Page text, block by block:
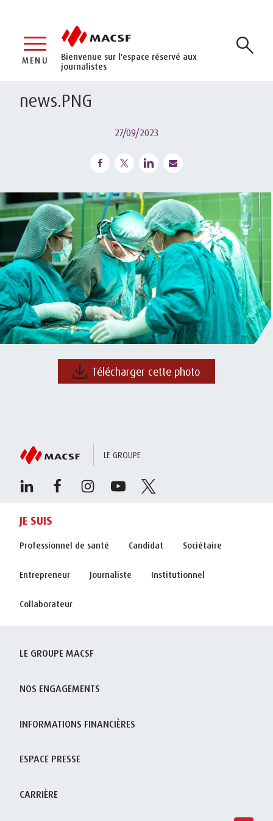
Bienvenue sur l'espace réservé aux
journalistes
MENU
news.PNG
27/09/2023
Télécharger cette photo
LE GROUPE
JE SUIS
Professionnel de santé Candidat Sociétaire
Entrepreneur Journaliste Institutionnel
Collaborateur
LE GROUPE MACSF
NOS ENGAGEMENTS
INFORMATIONS FINANCIÈRES
ESPACE PRESSE
CARRIÈRE